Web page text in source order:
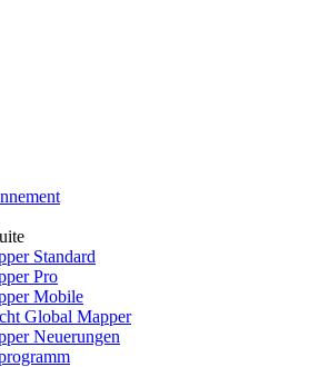
Standard
Pro
Mobile
Global Mapper
Neuerungen